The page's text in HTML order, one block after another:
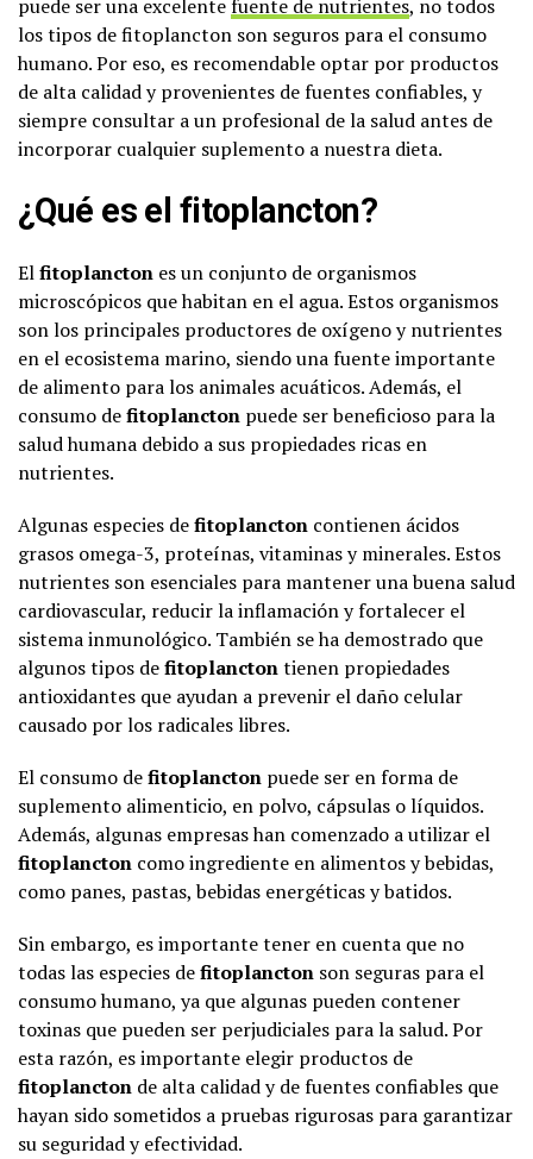
puede ser una excelentefuente de nutrientes, no todos
los tipos de fitoplancton son seguros para el consumo
humano. Por eso, es recomendable optar por productos
de alta calidad y provenientes de fuentes confiables, y
siempre consultar a un profesional de la salud antes de
incorporar cualquier suplemento a nuestra dieta.
¿Qué es el fitoplancton?
Elfitoplancton es un conjunto de organismos
microscópicos que habitan en el agua. Estos organismos
son los principales productores de oxígeno y nutrientes
en el ecosistema marino, siendo una fuente importante
de alimento para los animales acuáticos. Además, el
consumo defitoplancton puede ser beneficioso para la
salud humana debido a sus propiedades ricas en
nutrientes.
Algunas especies defitoplancton contienen ácidos
grasos omega-3, proteínas, vitaminas y minerales. Estos
nutrientes son esenciales para mantener una buena salud
cardiovascular, reducir la inflamación y fortalecer el
sistema inmunológico. También se ha demostrado que
algunos tipos defitoplanctontienen propiedades
antioxidantes que ayudan a prevenir el daño celular
causado por los radicales libres.
El consumo defitoplancton puede ser en forma de
suplemento alimenticio, en polvo, cápsulas o líquidos.
Además, algunas empresas han comenzado a utilizar el
fitoplancton como ingrediente en alimentos y bebidas,
como panes, pastas, bebidas energéticas y batidos.
Sin embargo, es importante tener en cuenta que no
todas las especies defitoplancton son seguras para el
consumo humano, ya que algunas pueden contener
toxinas que pueden ser perjudiciales para la salud. Por
esta razón, es importante elegir productos de
fitoplancton de alta calidad y de fuentes confiables que
hayan sido sometidos a pruebas rigurosas para garantizar
su seguridad y efectividad.